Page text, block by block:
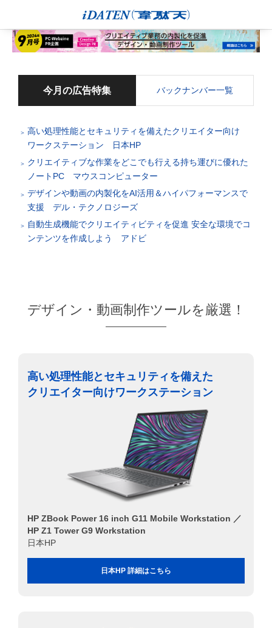
今月の広告特集 バックナンバー一覧
高い処理性能とセキュリティを備えたクリエイター向け
ワークステーション 日本HP
クリエイティブな作業をどこでも行える持ち運びに優れた
ノートPC マウスコンピューター
デザインや動画の内製化をAI活用＆ハイパフォーマンスで
支援 デル・テクノロジーズ
自動生成機能でクリエイティビティを促進 安全な環境でコ
ンテンツを作成しよう アドビ
デザイン・動画制作ツールを厳選！
高い処理性能とセキュリティを備えた
クリエイター向けワークステーション
HP ZBook Power 16 inch G11 Mobile Workstation ／
HP Z1 Tower G9 Workstation
日本HP
日本HP 詳細はこちら